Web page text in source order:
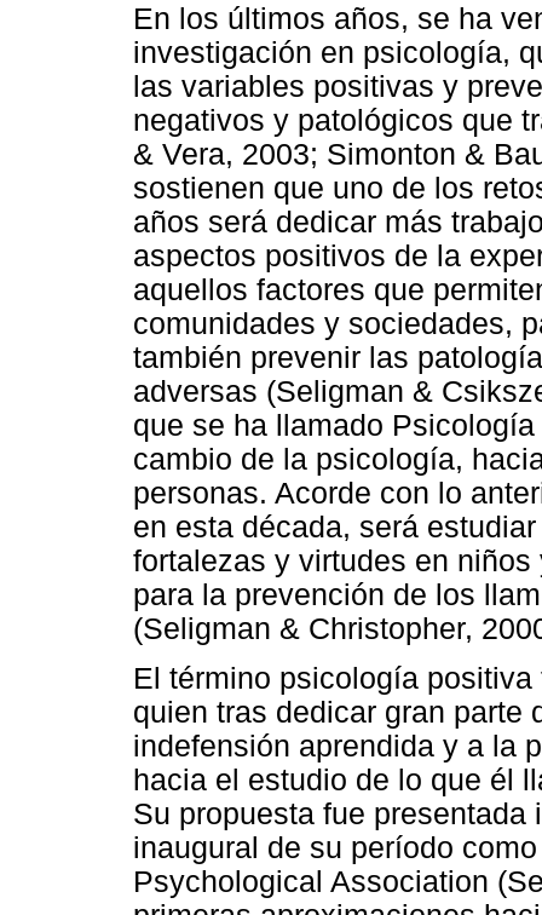
En los últimos años, se ha
investigación en psicología,
las variables positivas y
negativos y patológicos que
& Vera, 2003; Simonton &
sostienen que uno de los
años será dedicar más
aspectos positivos de la
aquellos factores que
comunidades y sociedades,
también prevenir las
adversas (Seligman &
que se ha llamado
cambio de la psicología,
personas. Acorde con lo
en esta década, será
fortalezas y virtudes en
para la prevención de los
(Seligman & Christopher,
El término psicología
quien tras dedicar gran parte
indefensión aprendida y a la
hacia el estudio de lo que él
Su propuesta fue
inaugural de su período
Psychological Association